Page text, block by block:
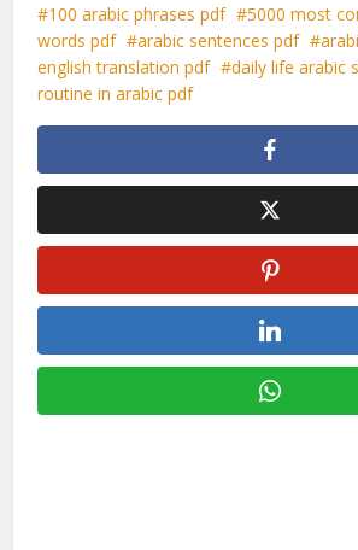
100 arabic phrases pdf
5000 most
words pdf
arabic sentences pdf
english translation pdf
daily life arabic
routine in arabic pdf